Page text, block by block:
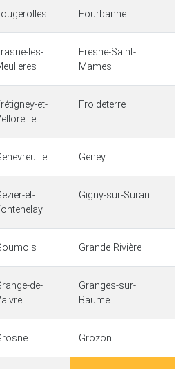
Fourbanne
les-
Fresne-Saint-
Mames
et-
Froideterre
Geney
et-
Gigny-sur-Suran
Grande Rivière
de-
Granges-sur-
Baume
Grozon